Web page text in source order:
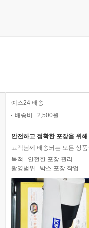
예스24 배송
배송비 : 2,500원
안전하고 정확한 포장을 위
고객님께 배송되는 모든 상
목적 : 안전한 포장 관리
촬영범위 : 박스 포장 작업